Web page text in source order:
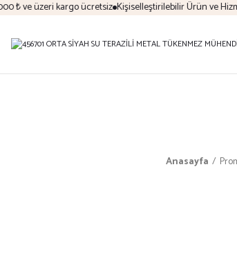
ve üzeri kargo ücretsiz Kişiselleştirilebilir Ürün ve Hizmet
Anasayfa